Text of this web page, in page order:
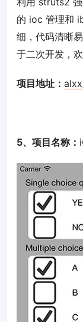
的 ioc 管理和
细，代码清晰
于二次开发，
项目地址：
5、项目名称：